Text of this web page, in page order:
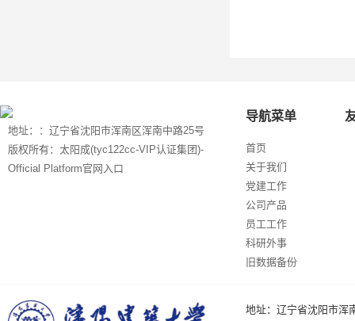
地址：：辽宁省沈阳市浑南区浑南中路25号
版权所有：太阳成(tyc122cc-VIP认证集团)-
Official Platform官网入口
导航菜单
首页
关于我们
党建工作
公司产品
员工工作
科研外事
旧数据备份
地址：辽宁省沈阳市浑